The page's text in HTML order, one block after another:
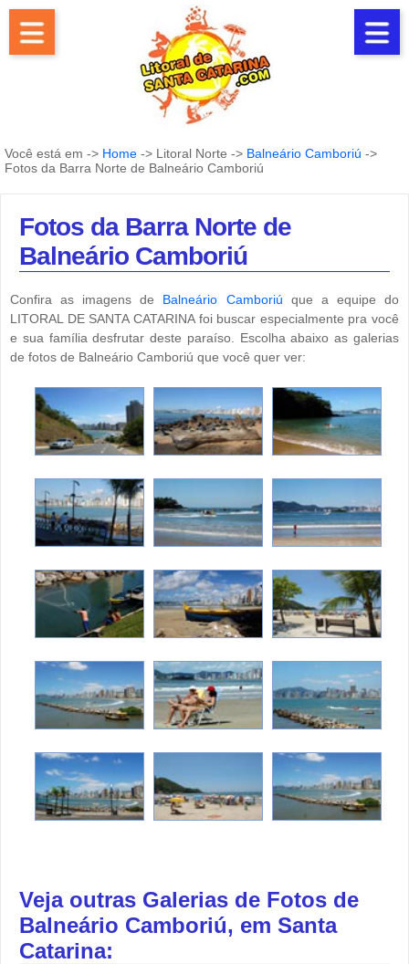
Você está em -> Home -> Litoral Norte -> Balneário Camboriú ->
Fotos da Barra Norte de Balneário Camboriú
Fotos da Barra Norte de
Balneário Camboriú
Confira as imagens de Balneário Camboriú que a equipe do
LITORAL DE SANTA CATARINA foi buscar especialmente pra você
e sua família desfrutar deste paraíso. Escolha abaixo as galerias
de fotos de Balneário Camboriú que você quer ver:
Veja outras Galerias de Fotos de
Balneário Camboriú, em Santa
Catarina: